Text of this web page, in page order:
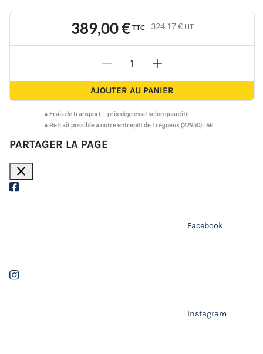
389,00 € TTC 324,17 € HT
- +
AJOUTER AU PANIER
● Frais de transport : prix dégressif selon quantité
● Retrait possible à notre entrepôt de Trégueux (22950) : 6€
PARTAGER LA PAGE
close
Facebook
Instagram